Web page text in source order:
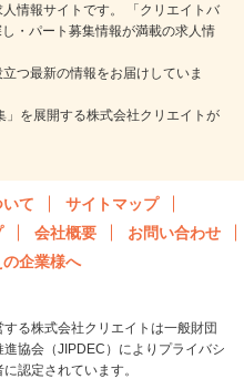
情報サイトです。 「クリエイトバ
・パート募集情報が満載の求人情
つ最新の情報をお届けしていま
を展開する株式会社クリエイトが
いて
サイトマップ
会社概要
お問い合わせ
企業様へ
る株式会社クリエイトは一般財団
協会（JIPDEC）によりプライバシ
認定されています。